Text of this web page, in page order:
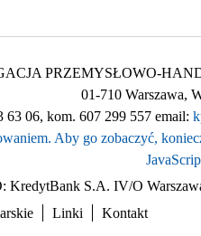
PRZEMYSŁOWO-
01-710 Warszawa,
63 06, kom. 607 299 557 email:
Aby go zobaczyć,
KredytBank S.A. IV/O
Linki Kontakt